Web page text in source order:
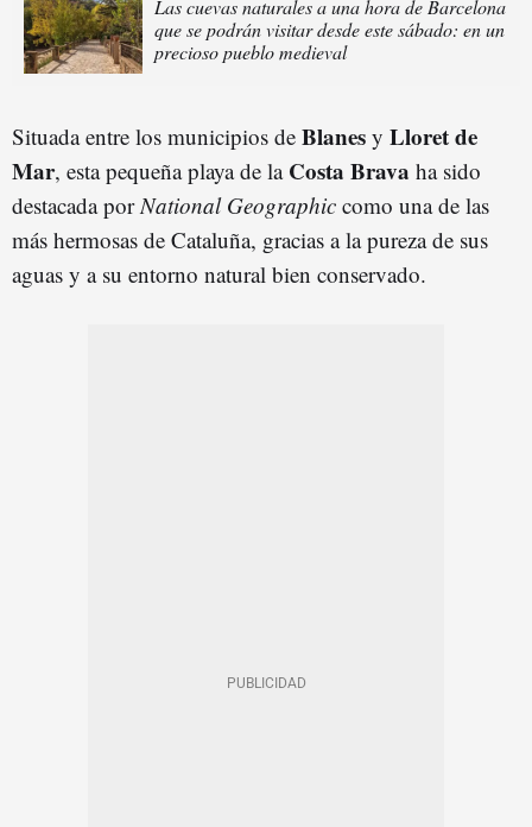
Las cuevas naturales a una hora de Barcelona
que se podrán visitar desde este sábado: en un
precioso pueblo medieval
Situada entre los municipios de Blanes y Lloret de
Mar, esta pequeña playa de la Costa Brava ha sido
destacada porNational Geographic como una de las
más hermosas de Cataluña, gracias a la pureza de sus
aguas y a su entorno natural bien conservado.